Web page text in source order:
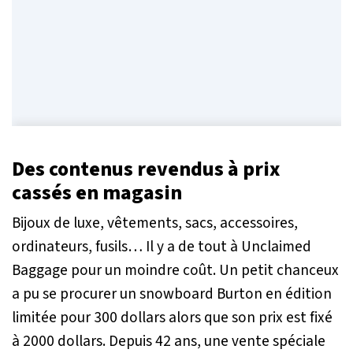
Des contenus revendus à prix
cassés en magasin
Bijoux de luxe, vêtements, sacs, accessoires,
ordinateurs, fusils… Il y a de tout à Unclaimed
Baggage pour un moindre coût. Un petit chanceux
a pu se procurer un snowboard Burton en édition
limitée pour 300 dollars alors que son prix est fixé
à 2000 dollars. Depuis 42 ans, une vente spéciale